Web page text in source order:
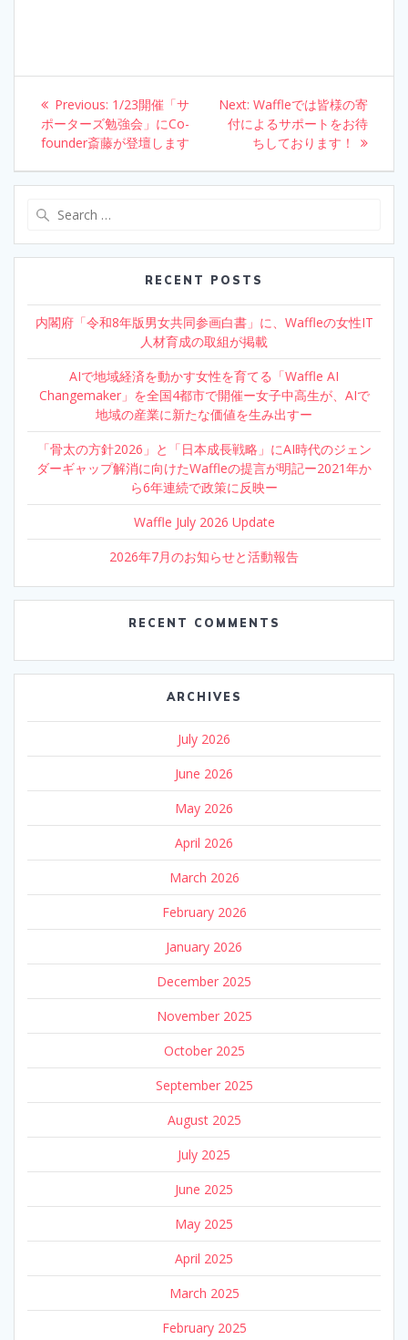
b
o
o
k
er e
dI
n
e
Post
navigation
Previous: Previous
post:
1/23開催「サ
ポーターズ勉強会」にCo-
founder斎藤が登壇します
Next: Next
post:
Waffleでは皆様の寄
付によるサポートをお待
ちしております！
RECENT POSTS
内閣府「令和8年版男女共同参画白書」に、Waffleの女性IT
人材育成の取組が掲載
AIで地域経済を動かす女性を育てる「Waffle AI
Changemaker」を全国4都市で開催ー女子中高生が、AIで
地域の産業に新たな価値を生み出すー
「骨太の方針2026」と「日本成長戦略」にAI時代のジェン
ダーギャップ解消に向けたWaffleの提言が明記ー2021年か
ら6年連続で政策に反映ー
Waffle July 2026 Update
2026年7月のお知らせと活動報告
RECENT COMMENTS
ARCHIVES
July 2026
June 2026
May 2026
April 2026
March 2026
February 2026
January 2026
December 2025
November 2025
October 2025
September 2025
August 2025
July 2025
June 2025
May 2025
April 2025
March 2025
February 2025